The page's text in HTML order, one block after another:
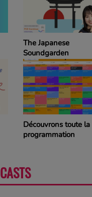
La Grille des
programmes
DIMANCHE
La Grille des
programmes SAMEDI